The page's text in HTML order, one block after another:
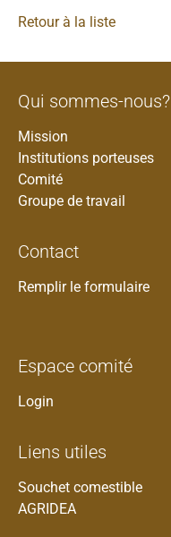
Retour à la liste
Qui sommes-nous?
Mission
Institutions porteuses
Comité
Groupe de travail
Contact
Remplir le formulaire
Espace comité
Login
Liens utiles
Souchet comestible
AGRIDEA